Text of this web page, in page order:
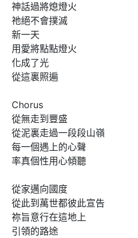
神話過將熄燈火
祂絕不會撲滅
新一天
用愛將點點燈火
化成了光
從這裏照遍
Chorus
從無走到豐盛
從泥裏走過一段段山嶺
每一個遇上的心聲
率真個性用心傾聽
從家邁向國度
從此到萬世都彼此宣告
祢旨意行在這地上
引領的路途